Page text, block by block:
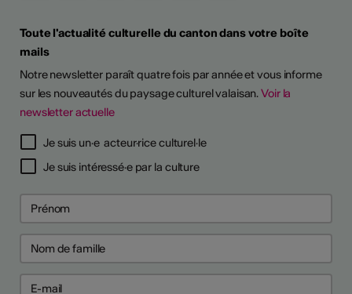
Toute l'actualité culturelle du canton dans votre boîte
mails
Notre newsletter paraît quatre fois par année et vous informe
sur les nouveautés du paysage culturel valaisan.Voir la
newsletter actuelle
Je suis un·e acteur·rice culturel·le
Je suis intéressé·e par la culture